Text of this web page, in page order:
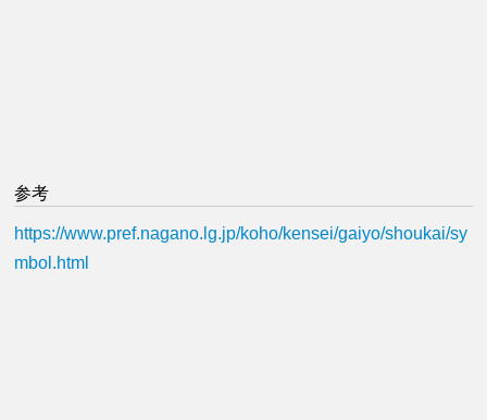
参考
https://www.pref.nagano.lg.jp/koho/kensei/gaiyo/shoukai/sy
mbol.html